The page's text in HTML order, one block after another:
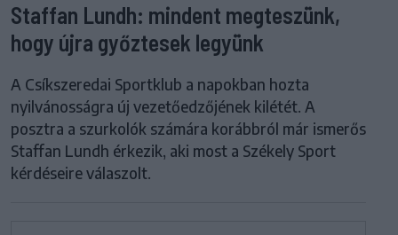
Staffan Lundh: mindent megteszünk,
hogy újra győztesek legyünk
A Csíkszeredai Sportklub a napokban hozta
nyilvánosságra új vezetőedzőjének kilétét. A
posztra a szurkolók számára korábbról már ismerős
Staffan Lundh érkezik, aki most a Székely Sport
kérdéseire válaszolt.